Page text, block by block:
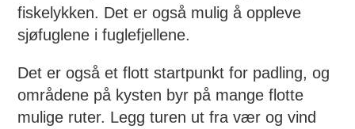
fiskelykken. Det er også mulig å oppleve
sjøfuglene i fuglefjellene.
Det er også et flott startpunkt for padling, og
områdene på kysten byr på mange flotte
mulige ruter. Legg turen ut fra vær og vind